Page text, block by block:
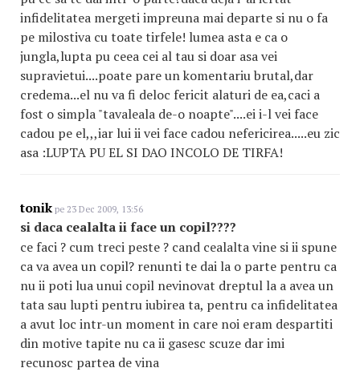
infidelitatea mergeti impreuna mai departe si nu o fa
pe milostiva cu toate tirfele! lumea asta e ca o
jungla,lupta pu ceea cei al tau si doar asa vei
supravietui....poate pare un komentariu brutal,dar
credema...el nu va fi deloc fericit alaturi de ea,caci a
fost o simpla "tavaleala de-o noapte"....ei i-l vei face
cadou pe el,,,iar lui ii vei face cadou nefericirea.....eu zic
asa :LUPTA PU EL SI DAO INCOLO DE TIRFA!
tonik pe 23 Dec 2009, 13:56
si daca cealalta ii face un copil????
ce faci ? cum treci peste ? cand cealalta vine si ii spune
ca va avea un copil? renunti te dai la o parte pentru ca
nu ii poti lua unui copil nevinovat dreptul la a avea un
tata sau lupti pentru iubirea ta, pentru ca infidelitatea
a avut loc intr-un moment in care noi eram despartiti
din motive tapite nu ca ii gasesc scuze dar imi
recunosc partea de vina